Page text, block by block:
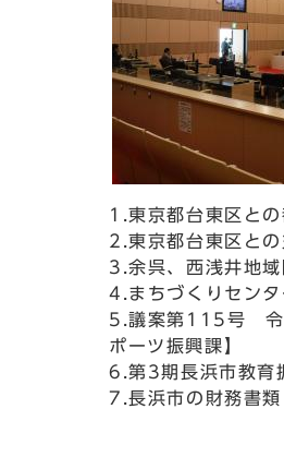
1.東京都台東区と
2.東京都台東区と
3.余呉、西浅井地
4.まちづくりセンタ
5.議案第115号 令
ポーツ振興課】
6.第3期長浜市教育
7.長浜市の財務書類